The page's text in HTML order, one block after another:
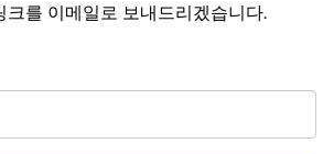
크를 이메일로 보내드리겠습니다.
호 재설정